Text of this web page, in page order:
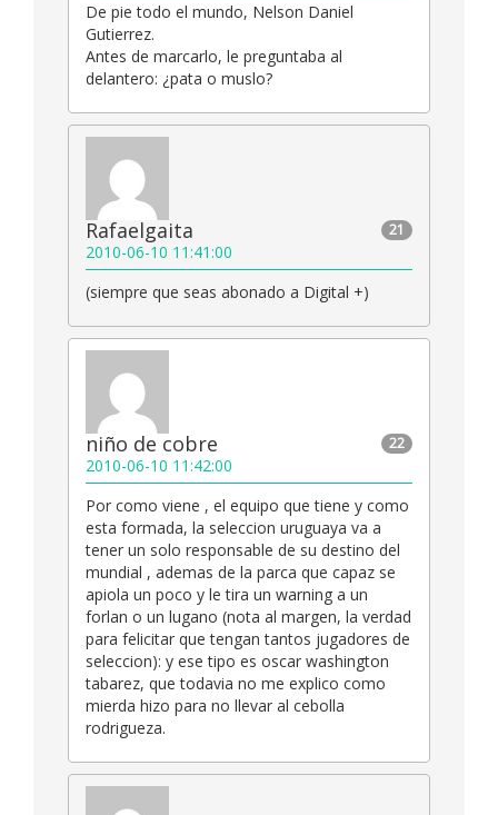
De pie todo el mundo, Nelson Daniel
Gutierrez.
Antes de marcarlo, le preguntaba al
delantero: ¿pata o muslo?
21
Rafaelgaita
2010-06-10 11:41:00
(siempre que seas abonado a Digital +)
22
niño de cobre
2010-06-10 11:42:00
Por como viene , el equipo que tiene y como
esta formada, la seleccion uruguaya va a
tener un solo responsable de su destino del
mundial , ademas de la parca que capaz se
apiola un poco y le tira un warning a un
forlan o un lugano (nota al margen, la verdad
para felicitar que tengan tantos jugadores de
seleccion): y ese tipo es oscar washington
tabarez, que todavia no me explico como
mierda hizo para no llevar al cebolla
rodrigueza.